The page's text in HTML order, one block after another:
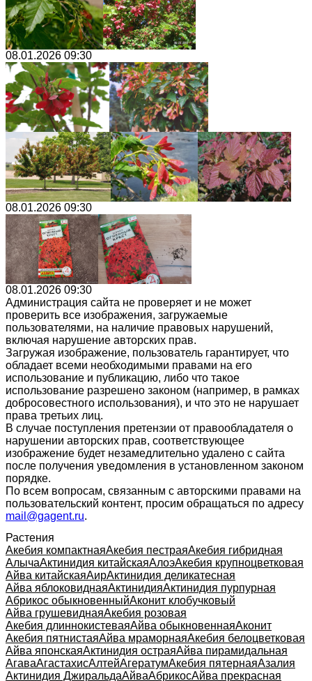
08.01.2026 09:30
08.01.2026 09:30
08.01.2026 09:30
Администрация сайта не проверяет и не может
проверить все изображения, загружаемые
пользователями, на наличие правовых нарушений,
включая нарушение авторских прав.
Загружая изображение, пользователь гарантирует, что
обладает всеми необходимыми правами на его
использование и публикацию, либо что такое
использование разрешено законом (например, в рамках
добросовестного использования), и что это не нарушает
права третьих лиц.
В случае поступления претензии от правообладателя о
нарушении авторских прав, соответствующее
изображение будет незамедлительно удалено с сайта
после получения уведомления в установленном законом
порядке.
По всем вопросам, связанным с авторскими правами на
пользовательский контент, просим обращаться по адресу
mail@gagent.ru.
Растения
Акебия компактнаяАкебия пестраяАкебия гибридная
АлычаАктинидия китайскаяАлоэАкебия крупноцветковая
Айва китайскаяАирАктинидия деликатесная
Айва яблоковиднаяАктинидияАктинидия пурпурная
Абрикос обыкновенныйАконит клобучковый
Айва грушевиднаяАкебия розовая
Акебия длиннокистеваяАйва обыкновеннаяАконит
Акебия пятнистаяАйва мраморнаяАкебия белоцветковая
Айва японскаяАктинидия остраяАйва пирамидальная
АгаваАгастахисАлтейАгератумАкебия пятернаяАзалия
Актинидия ДжиральдаАйваАбрикосАйва прекрасная